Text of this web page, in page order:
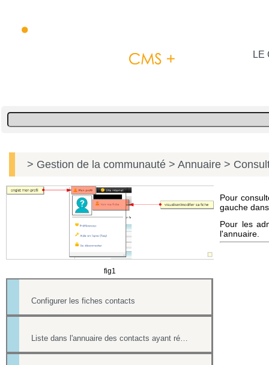
LE
> Gestion de la communauté > Annuaire >
fig1
Configurer les fiches contacts
Liste dans l'annuaire des contacts ayant répondu à un formulaire
Pour
gauche
Pour les
l'annuaire.